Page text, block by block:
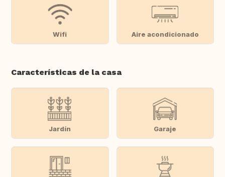
Wifi Aire acondicionado
Características de la casa
Jardín Garaje